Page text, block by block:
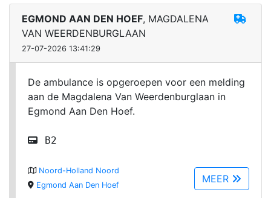
EGMOND AAN DEN HOEF, MAGDALENA
VAN WEERDENBURGLAAN
27-07-2026 13:41:29
De ambulance is opgeroepen voor een melding
aan de Magdalena Van Weerdenburglaan in
Egmond Aan Den Hoef.
B2
MEER
Noord-Holland Noord
Egmond Aan Den Hoef